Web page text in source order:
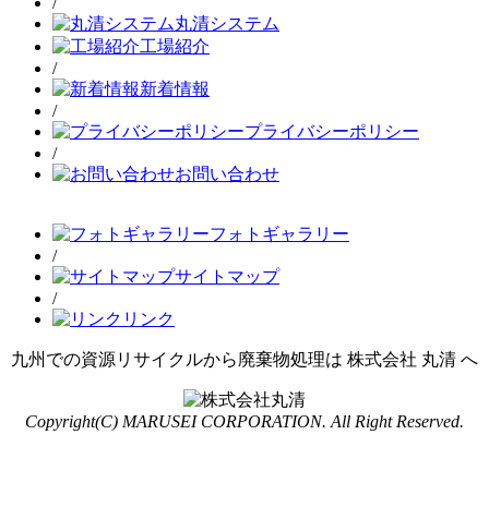
丸清システム
工場紹介
/
新着情報
/
プライバシーポリシー
/
お問い合わせ
フォトギャラリー
/
サイトマップ
/
リンク
九州での資源リサイクルから廃棄物処理は 株式会社 丸清 へ
Copyright(C) MARUSEI CORPORATION. All Right Reserved.